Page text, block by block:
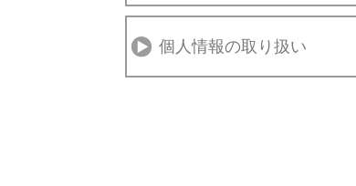
個人情報の取り扱い